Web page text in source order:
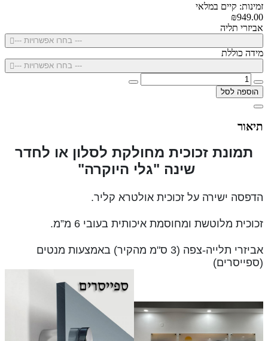
זמינות: קיים במלאי
₪949.00
אביזרי תליה
--- בחרו אפשרויות ---
מידה כוללת
--- בחרו אפשרויות ---
הוספה לסל
תיאור
תמונת זכוכית מחולקת לסלון או לחדר
שינה "גלי היוקרה"
הדפסה ישירה על זכוכית אולטרא קליר.
זכוכית מלוטשת ומחוסמת איכותית בעובי 6 מ”מ.
אביזרי תלייה-צפה (3 ס"מ מהקיר) באמצעות מנטים
(ספייסרים)